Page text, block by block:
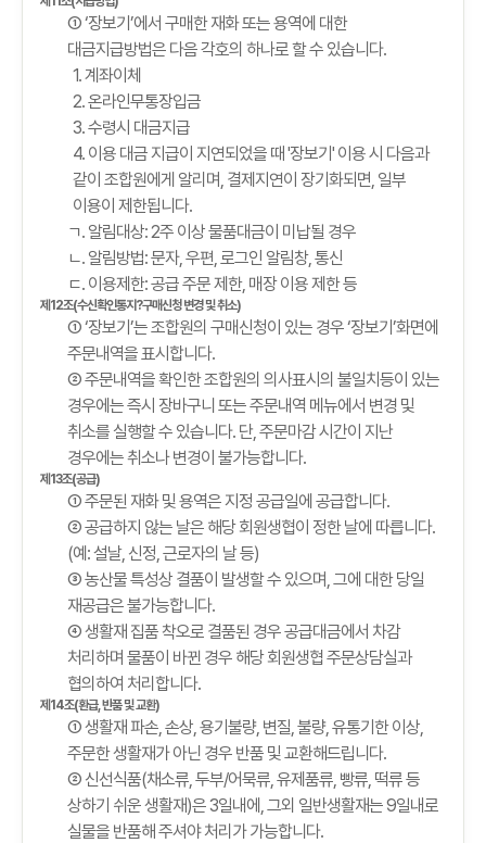
① ‘장보기’에서 구매한 재화 또는 용역에 대한
대금지급방법은 다음 각호의 하나로 할 수 있습니다.
1. 계좌이체
2. 온라인무통장입금
3. 수령시 대금지급
4. 이용 대금 지급이 지연되었을 때 '장보기' 이용 시 다음과
같이 조합원에게 알리며, 결제지연이 장기화되면, 일부
이용이 제한됩니다.
ㄱ. 알림대상: 2주 이상 물품대금이 미납될 경우
ㄴ. 알림방법: 문자, 우편, 로그인 알림창, 통신
ㄷ. 이용제한: 공급 주문 제한, 매장 이용 제한 등
제12조(수신확인통지?구매신청 변경 및 취소)
① ‘장보기’는 조합원의 구매신청이 있는 경우 ‘장보기’화면에
주문내역을 표시합니다.
② 주문내역을 확인한 조합원의 의사표시의 불일치등이 있는
경우에는 즉시 장바구니 또는 주문내역 메뉴에서 변경 및
취소를 실행할 수 있습니다. 단, 주문마감 시간이 지난
경우에는 취소나 변경이 불가능합니다.
제13조(공급)
① 주문된 재화 및 용역은 지정 공급일에 공급합니다.
② 공급하지 않는 날은 해당 회원생협이 정한 날에 따릅니다.
(예: 설날, 신정, 근로자의 날 등)
③ 농산물 특성상 결품이 발생할 수 있으며, 그에 대한 당일
재공급은 불가능합니다.
④ 생활재 집품 착오로 결품된 경우 공급대금에서 차감
처리하며 물품이 바뀐 경우 해당 회원생협 주문상담실과
협의하여 처리합니다.
제14조(환급, 반품 및 교환)
① 생활재 파손, 손상, 용기불량, 변질, 불량, 유통기한 이상,
주문한 생활재가 아닌 경우 반품 및 교환해드립니다.
② 신선식품(채소류, 두부/어묵류, 유제품류, 빵류, 떡류 등
상하기 쉬운 생활재)은 3일내에, 그외 일반생활재는 9일내로
실물을 반품해 주셔야 처리가 가능합니다.